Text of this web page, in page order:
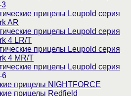
3
прицелы Leupold серия
AR
прицелы Leupold серия
4 LR/T
прицелы Leupold серия
4 MR/T
прицелы Leupold серия
6
прицелы NIGHTFORCE
прицелы Redfield